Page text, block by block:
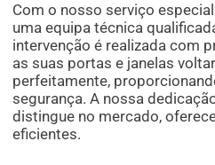
Com o nosso serviço
uma equipa técnica
intervenção é realizada com
as suas portas e janelas
perfeitamente,
segurança. A nossa
distingue no mercado,
eficientes.